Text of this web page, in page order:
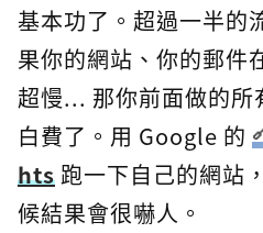
基本功了。超過一半的
果你的網站、你的郵件
超慢... 那你前面做的所
白費了。用 Google 的
hts跑一下自己的網站
候結果會很嚇人。